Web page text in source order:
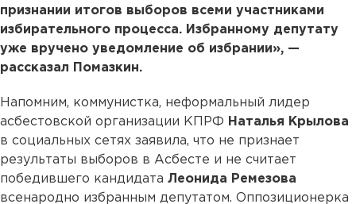
признании итогов выборов всеми участниками
избирательного процесса. Избранному депутату
уже вручено уведомление об избрании», —
рассказал Помазкин.
Напомним, коммунистка, неформальный лидер
асбестовской организации КПРФ Наталья Крылова
в социальных сетях заявила, что не признает
результаты выборов в Асбесте и не считает
победившего кандидата Леонида Ремезова
всенародно избранным депутатом. Оппозиционерка